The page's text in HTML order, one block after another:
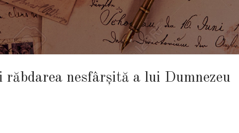
nesfârșită a lui Dumnezeu